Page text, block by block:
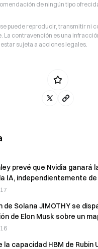
de ningún tipo
puede reproducir, transmitir ni
La contravención es una
sujeta a acciones legales.
prevé que Nvidia ganará
IA, independientemente
de Solana JIMOTHY se
de Elon Musk sobre un
la capacidad HBM de Rubin